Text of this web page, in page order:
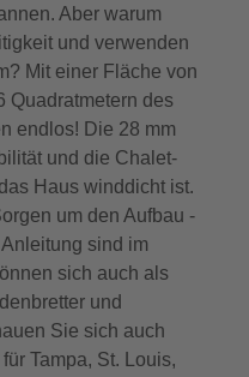
Aber warum
und verwenden
Mit einer Fläche von
Quadratmetern des
endlos! Die 28 mm
und die Chalet-
Haus winddicht ist.
um den Aufbau -
sind im
sich auch als
und
Sie sich auch
Tampa, St. Louis,